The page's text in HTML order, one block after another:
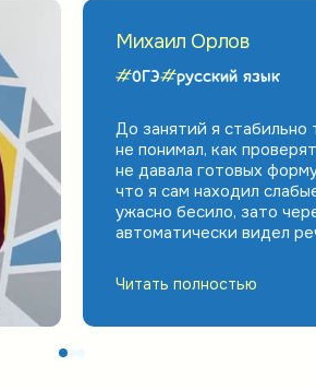
Михаил Орлов
ОГЭ русский язык
До занятий я
не понимал, как
не давала готовых
что я сам находил
ужасно бесило, зато
автоматически видел
23, это прямо маленькая
Читать полностью